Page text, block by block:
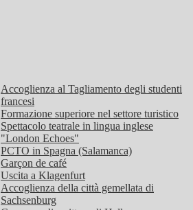
Accoglienza al Tagliamento degli studenti
francesi
Formazione superiore nel settore turistico
Spettacolo teatrale in lingua inglese
"London Echoes"
PCTO in Spagna (Salamanca)
Garçon de café
Uscita a Klagenfurt
Accoglienza della città gemellata di
Sachsenburg